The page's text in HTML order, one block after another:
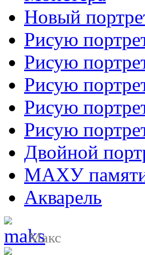
Новый
Рисую
Рисую
Рисую
Рисую
Рисую
Двойной
МАХУ памяти
Акварель
Макс